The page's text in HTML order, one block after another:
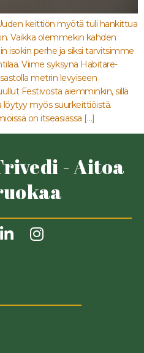
keittiön myötä tuli hankittua
Vaikka olemmekin kahden
isokin perhe ja siksi tarvitsimme
Viime syksynä Habitare-
metrin levyiseen
Festivosta aiemminkin, sillä
löytyy myös suurkeittiöistä.
on itseasiassa […]
- Aitoa